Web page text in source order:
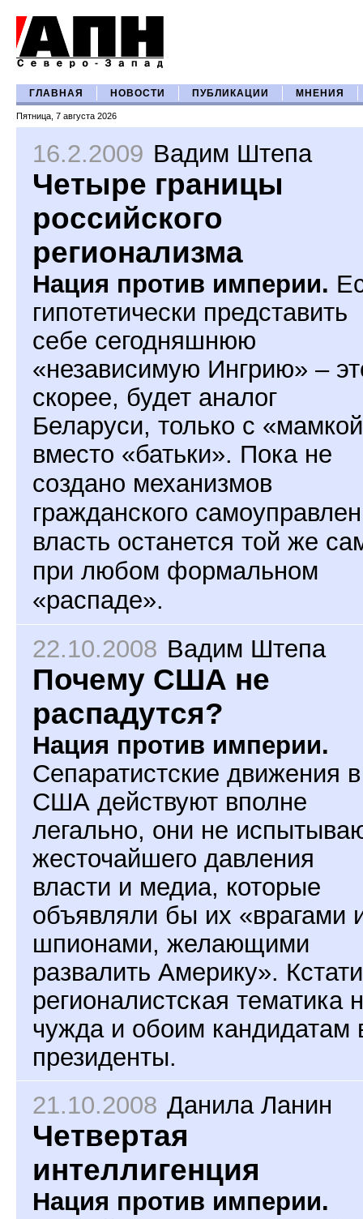
ГЛАВНАЯ НОВОСТИ ПУБЛИКАЦИИ МНЕНИЯ
Пятница, 7 августа 2026
16.2.2009 Вадим Штепа
Четыре границы
российского
регионализма
Нация против империи.
гипотетически представить
себе сегодняшнюю
«независимую Ингрию» –
скорее, будет аналог
Беларуси, только с
вместо «батьки». Пока не
создано механизмов
гражданского
власть останется той же
при любом формальном
«распаде».
22.10.2008 Вадим Штепа
Почему США не
распадутся?
Нация против империи.
Сепаратистские движения в
США действуют вполне
легально, они не
жесточайшего давления
власти и медиа, которые
объявляли бы их «врагами
шпионами, желающими
развалить Америку».
регионалистская тематика
чужда и обоим кандидатам
президенты.
21.10.2008 Данила Ланин
Четвертая
интеллигенция
Нация против империи.